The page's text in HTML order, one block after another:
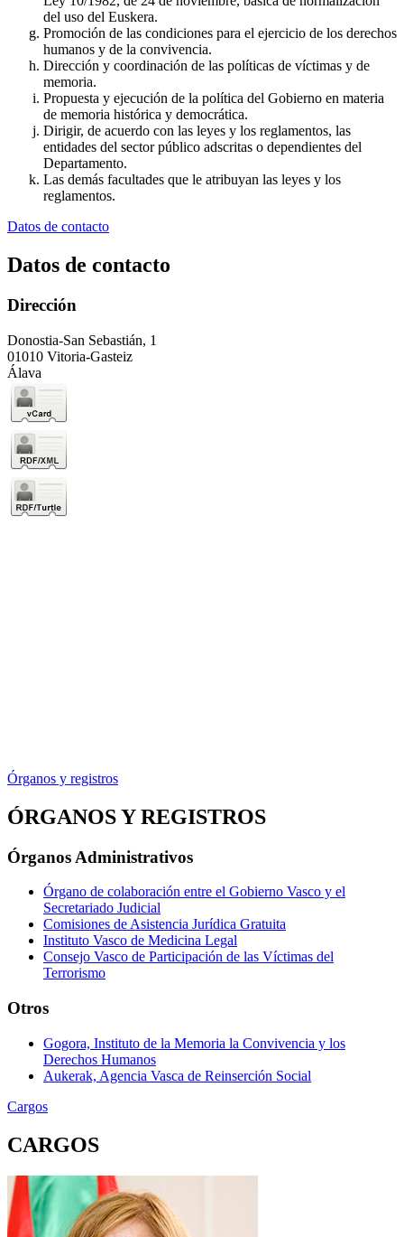
del uso del Euskera.
Promoción de las condiciones para el ejercicio de los derechos
humanos y de la convivencia.
Dirección y coordinación de las políticas de víctimas y de
memoria.
Propuesta y ejecución de la política del Gobierno en materia
de memoria histórica y democrática.
Dirigir, de acuerdo con las leyes y los reglamentos, las
entidades del sector público adscritas o dependientes del
Departamento.
Las demás facultades que le atribuyan las leyes y los
reglamentos.
Datos de contacto
Datos de contacto
Dirección
Donostia-San Sebastián, 1
01010 Vitoria-Gasteiz
Álava
Órganos y registros
ÓRGANOS Y REGISTROS
Órganos Administrativos
Órgano de colaboración entre el Gobierno Vasco y el
Secretariado Judicial
Comisiones de Asistencia Jurídica Gratuita
Instituto Vasco de Medicina Legal
Consejo Vasco de Participación de las Víctimas del
Terrorismo
Otros
Gogora, Instituto de la Memoria la Convivencia y los
Derechos Humanos
Aukerak, Agencia Vasca de Reinserción Social
Cargos
CARGOS